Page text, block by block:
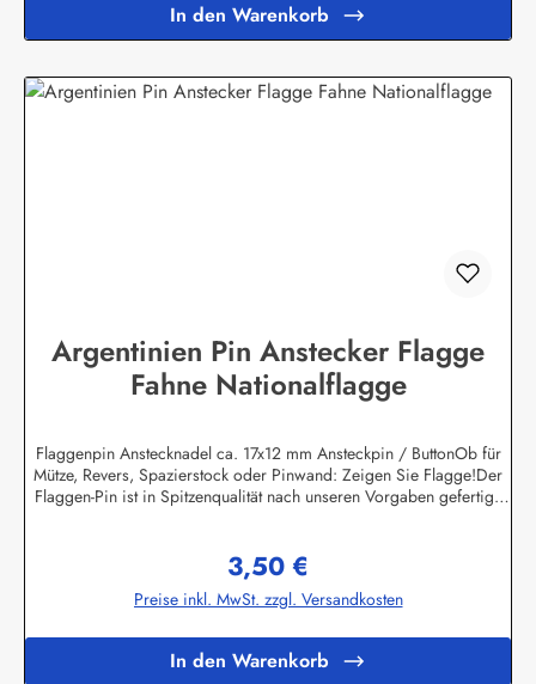
In den Warenkorb
Argentinien Pin Anstecker Flagge
Fahne Nationalflagge
Flaggenpin Anstecknadel ca. 17x12 mm Ansteckpin / ButtonOb für
Mütze, Revers, Spazierstock oder Pinwand: Zeigen Sie Flagge!Der
Flaggen-Pin ist in Spitzenqualität nach unseren Vorgaben gefertigt.
befindet sich der Butterfly - Steckverschluss für eine sichere
Befestigung.Unser Programm umfasst derzeit ca. 400 verschiedene
Flaggenpins, neben allen Nationen und Bundesländer finden Sie bei
Flaggenmotive.Sonderanfertigungen nach Vorgabe des Kunden sind
ebenfalls möglich. Die Mindestmenge beträgt 100 Stück pro Motiv.
Regulärer Preis:
3,50 €
Preise inkl. MwSt. zzgl. Versandkosten
In den Warenkorb